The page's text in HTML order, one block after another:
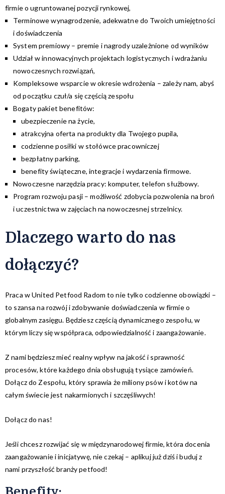
firmie o ugruntowanej pozycji rynkowej,
Terminowe wynagrodzenie, adekwatne do Twoich umiejętności
i doświadczenia
System premiowy – premie i nagrody uzależnione od wyników
Udział w innowacyjnych projektach logistycznych i wdrażaniu
nowoczesnych rozwiązań,
Kompleksowe wsparcie w okresie wdrożenia – zależy nam, abyś
od początku czuł/a się częścią zespołu
Bogaty pakiet benefitów:
ubezpieczenie na życie,
atrakcyjna oferta na produkty dla Twojego pupila,
codzienne posiłki w stołówce pracowniczej
bezpłatny parking,
benefity świąteczne, integracje i wydarzenia firmowe.
Nowoczesne narzędzia pracy: komputer, telefon służbowy.
Program rozwoju pasji – możliwość zdobycia pozwolenia na broń
i uczestnictwa w zajęciach na nowoczesnej strzelnicy.
Dlaczego warto do nas
dołączyć?
Praca w United Petfood Radom to nie tylko codzienne obowiązki –
to szansa na rozwój i zdobywanie doświadczenia w firmie o
globalnym zasięgu. Będziesz częścią dynamicznego zespołu, w
którym liczy się współpraca, odpowiedzialność i zaangażowanie.
Z nami będziesz mieć realny wpływ na jakość i sprawność
procesów, które każdego dnia obsługują tysiące zamówień.
Dołącz do Zespołu, który sprawia że miliony psów i kotów na
całym świecie jest nakarmionych i szczęśliwych!
Dołącz do nas!
Jeśli chcesz rozwijać się w międzynarodowej firmie, która docenia
zaangażowanie i inicjatywę, nie czekaj – aplikuj już dziś i buduj z
nami przyszłość branży petfood!